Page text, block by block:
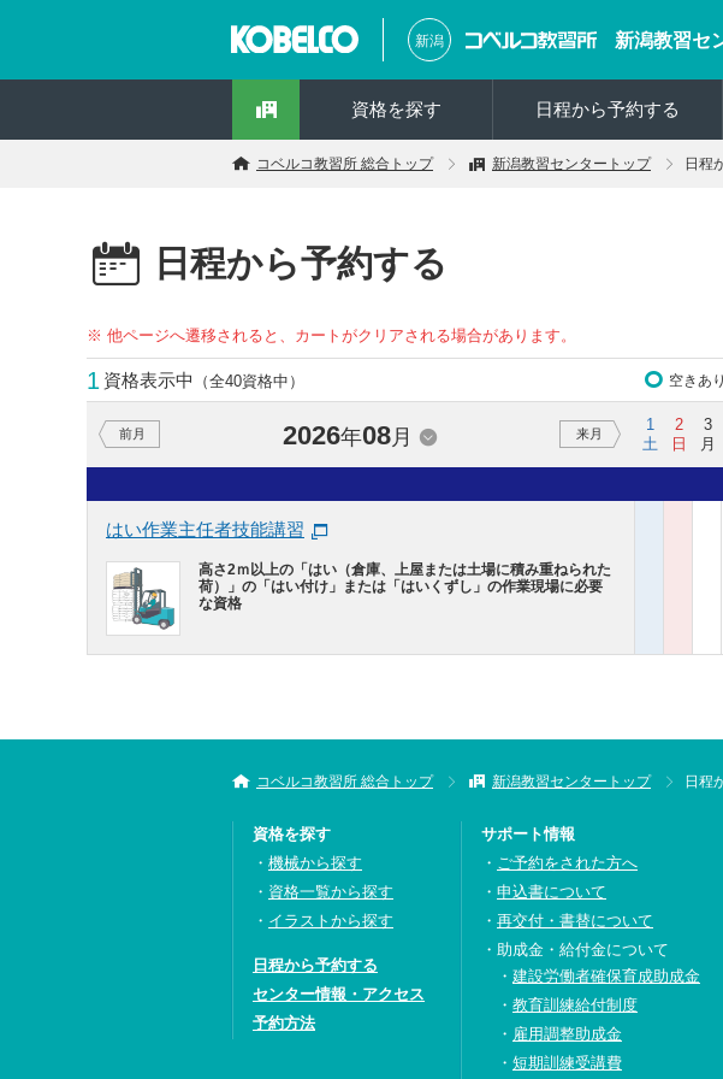
新潟 新潟教習セ
資格を探す 日程から予約する
コベルコ教習所 総合トップ 新潟教習センタートップ 日程
日程から予約する
※ 他ページへ遷移されると、カートがクリアされる場合があります。
1 資格表示中 （全40資格中） 空きあり
前月 2026年08月 来月
1
土
2
日
3
月
はい作業主任者技能講習
高さ2ｍ以上の「はい（倉庫、上屋または土場に積み重ねられた
荷）」の「はい付け」または「はいくずし」の作業現場に必要
な資格
コベルコ教習所 総合トップ 新潟教習センタートップ 日程
資格を探す
機械から探す
資格一覧から探す
イラストから探す
日程から予約する
センター情報・アクセス
予約方法
サポート情報
ご予約をされた方へ
申込書について
再交付・書替について
助成金・給付金について
建設労働者確保育成助成金
教育訓練給付制度
雇用調整助成金
短期訓練受講費